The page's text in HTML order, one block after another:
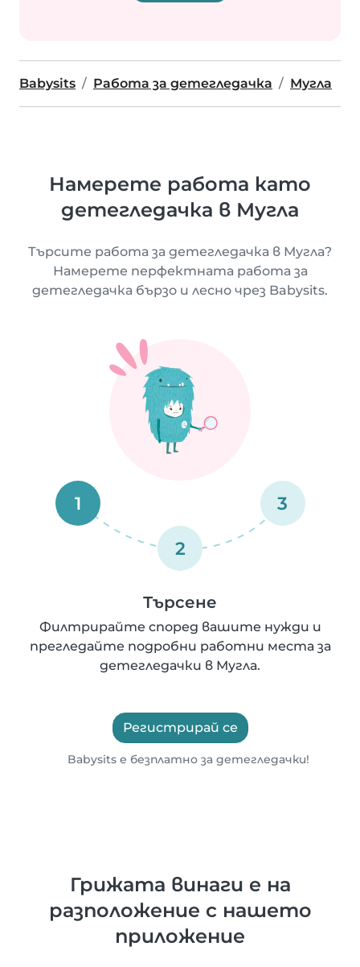
Babysits Работа за детегледачка Мугла
Намерете работа като
детегледачка в Мугла
Търсите работа за детегледачка в Мугла?
Намерете перфектната работа за
детегледачка бързо и лесно чрез Babysits.
1
2
3
Търсене
Филтрирайте според вашите нужди и
прегледайте подробни работни места за
детегледачки в Мугла.
Регистрирай се
Babysits е безплатно за детегледачки!
Грижата винаги е на
разположение с нашето
приложение